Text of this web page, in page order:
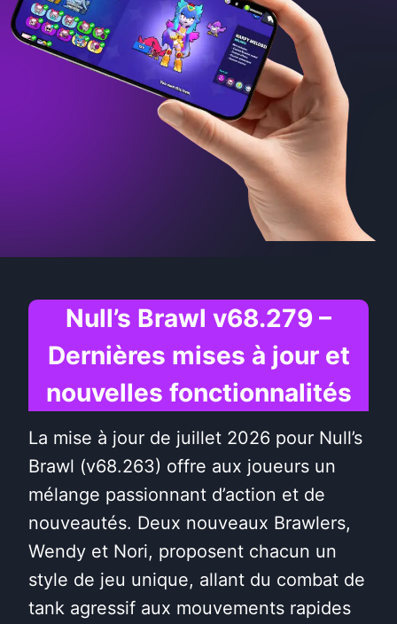
Null’s Brawl v68.279 –
Dernières mises à jour et
nouvelles fonctionnalités
La mise à jour de juillet 2026 pour Null’s
Brawl (v68.263) offre aux joueurs un
mélange passionnant d’action et de
nouveautés. Deux nouveaux Brawlers,
Wendy et Nori, proposent chacun un
style de jeu unique, allant du combat de
tank agressif aux mouvements rapides